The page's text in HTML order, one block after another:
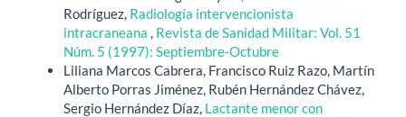
Rodríguez, Radiología intervencionista
intracraneana
Revista de Sanidad Militar: Vol. 51
Núm. 5 (1997): Septiembre-Octubre
Liliana Marcos Cabrera, Francisco Ruiz Razo, Martín
Alberto Porras Jiménez, Rubén Hernández Chávez,
Sergio Hernández Díaz, Lactante menor con